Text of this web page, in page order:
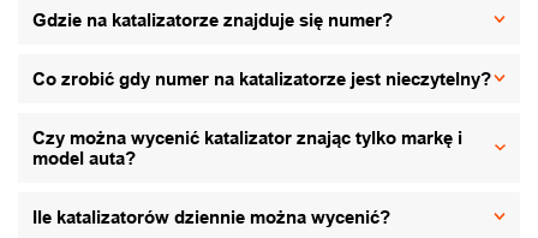
Gdzie na katalizatorze znajduje się numer?
Co zrobić gdy numer na katalizatorze jest nieczytelny?
Czy można wycenić katalizator znając tylko markę i
model auta?
Ile katalizatorów dziennie można wycenić?